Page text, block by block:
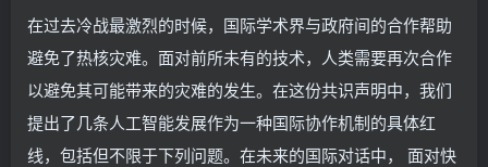
在过去冷战最激烈的时候，国际学术界与政府间的合作帮助
避免了热核灾难。面对前所未有的技术，人类需要再次合作
以避免其可能带来的灾难的发生。在这份共识声明中，我们
提出了几条人工智能发展作为一种国际协作机制的具体红
线，包括但不限于下列问题。在未来的国际对话中， 面对快